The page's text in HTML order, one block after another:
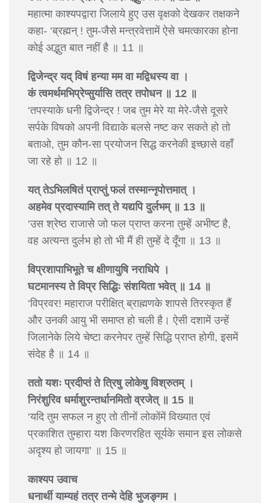
महात्मा काश्यपद्वारा जिलाये हुए उस वृक्षको देखकर तक्षकने
कहा- ‘ब्रह्मन् ! तुम-जैसे मन्त्रवेत्तामें ऐसे चमत्कारका होना
कोई अद्भुत बात नहीं है ॥ 11 ॥
द्विजेन्द्र यद् विषं हन्या मम वा मद्विधस्य वा ।
कं त्वमर्थमभिप्रेप्सुर्यासि तत्र तपोधन ॥ 12 ॥
‘तपस्याके धनी द्विजेन्द्र ! जब तुम मेरे या मेरे-जैसे दूसरे
सर्पके विषको अपनी विद्याके बलसे नष्ट कर सकते हो तो
बताओ, तुम कौन-सा प्रयोजन सिद्ध करनेकी इच्छासे वहाँ
जा रहे हो ॥ 12 ॥
यत् तेऽभिलषितं प्राप्तुं फलं तस्मान्नृपोत्तमात् ।
अहमेव प्रदास्यामि तत् ते यद्यपि दुर्लभम् ॥ 13 ॥
‘उस श्रेष्ठ राजासे जो फल प्राप्त करना तुम्हें अभीष्ट है,
वह अत्यन्त दुर्लभ हो तो भी मैं ही तुम्हें दे दूँगा ॥ 13 ॥
विप्रशापाभिभूते च क्षीणायुषि नराधिपे ।
घटमानस्य ते विप्र सिद्धिः संशयिता भवेत् ॥ 14 ॥
‘विप्रवर! महाराज परीक्षित् ब्राह्मणके शापसे तिरस्कृत हैं
और उनकी आयु भी समाप्त हो चली है। ऐसी दशामें उन्हें
जिलानेके लिये चेष्टा करनेपर तुम्हें सिद्धि प्राप्त होगी, इसमें
संदेह है ॥ 14 ॥
ततो यशः प्रदीप्तं ते त्रिषु लोकेषु विश्रुतम् ।
निरंशुरिव धर्माशुरन्तर्धानमितो व्रजेत् ॥ 15 ॥
‘यदि तुम सफल न हुए तो तीनों लोकोंमें विख्यात एवं
प्रकाशित तुम्हारा यश किरणरहित सूर्यके समान इस लोकसे
अदृश्य हो जायगा’ ॥ 15 ॥
काश्यप उवाच
धनार्थी याम्यहं तत्र तन्मे देहि भुजङ्गम ।